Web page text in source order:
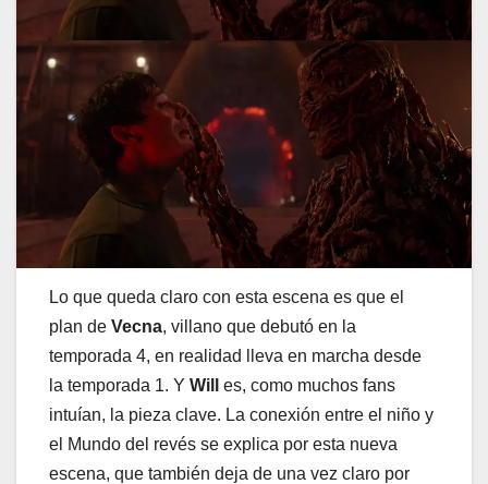
Lo que queda claro con esta escena es que el
plan de Vecna, villano que debutó en la
temporada 4, en realidad lleva en marcha desde
la temporada 1. Y Will
es, como muchos fans
intuían, la pieza clave. La conexión entre el niño y
el Mundo del revés se explica por esta nueva
escena, que también deja de una vez claro por